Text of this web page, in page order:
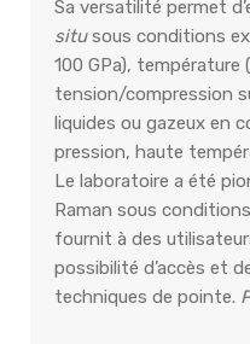
Sa versatilité permet
situsous conditions
100 GPa),
tension/compression
liquides ou gazeux en
pression, haute
Le laboratoire a été
Raman sous
fournit à des
possibilité d’accès et
techniques de pointe.